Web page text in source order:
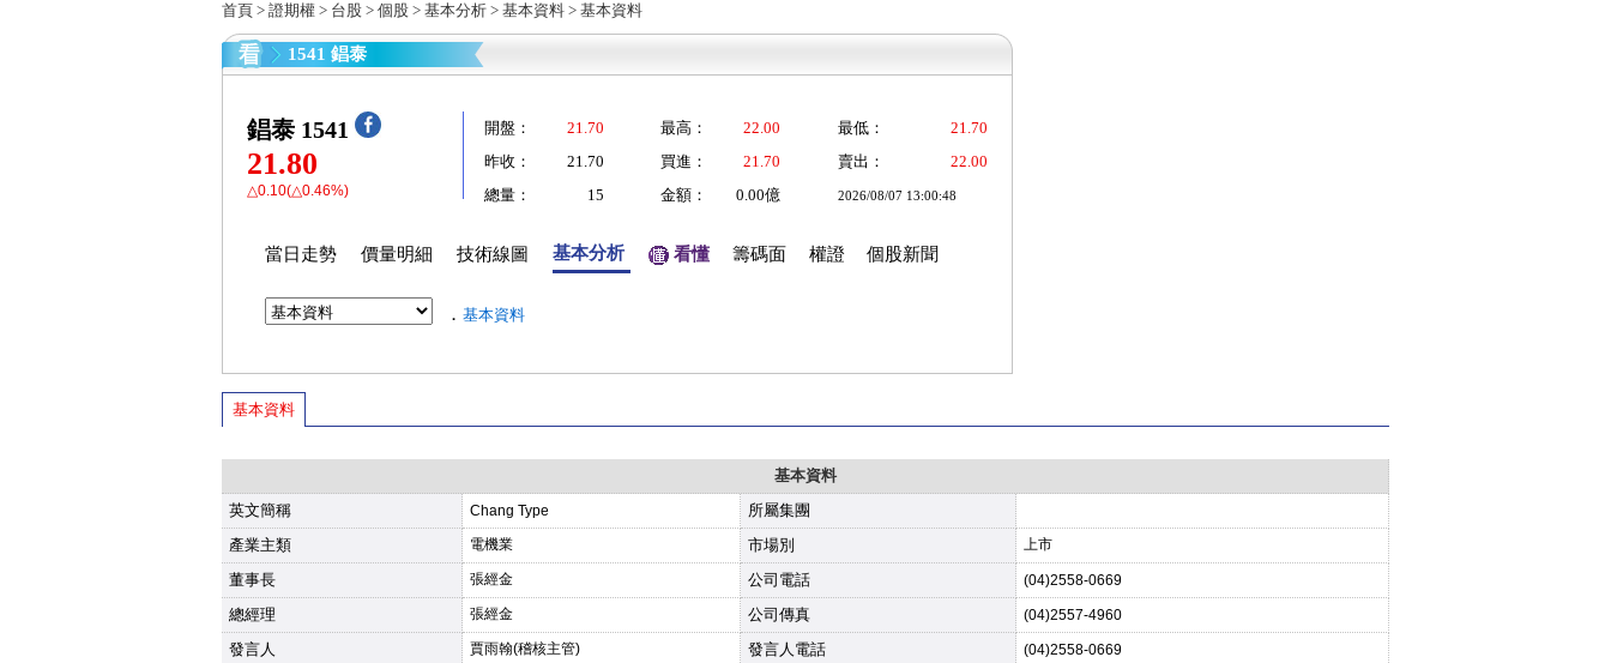
首頁 > 證期權 > 台股 > 個股 > 基本分析 > 基本資料 > 基本資料
1541 錩泰
錩泰 1541
21.80
△0.10(△0.46%)
開盤： 21.70 最高： 22.00 最低：
21.70
昨收：
21.70 買進： 21.70 賣出：
22.00
總量：
15 金額： 0.00億 2026/08/07 13:00:48
當日走勢 價量明細 技術線圖 基本分析 看懂 籌碼面 權證 個股新聞
． 基本資料
基本資料
基本資料
英文簡稱
Chang Type
所屬集團
產業主類
電機業 市場別 上市
董事長 張經金 公司電話 (04)2558-0669
總經理 張經金 公司傳真 (04)2557-4960
發言人 賈雨翰(稽核主管) 發言人電話 (04)2558-0669